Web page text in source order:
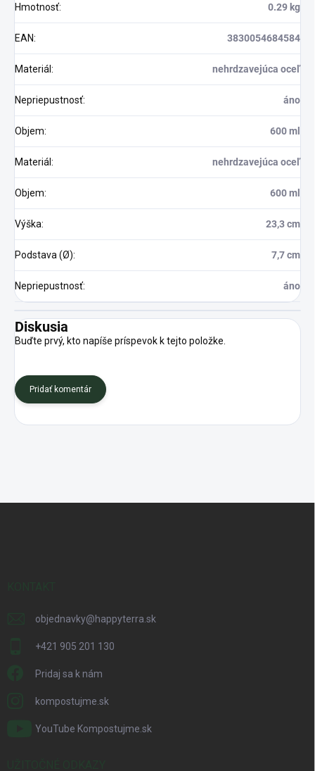
Hmotnosť: 0.29 kg
EAN: 3830054684584
Materiál : nehrdzavejúca oceľ
Nepriepustnosť: áno
Objem: 600 ml
Materiál : nehrdzavejúca oceľ
Objem: 600 ml
Výška: 23,3 cm
Podstava (Ø): 7,7 cm
Nepriepustnosť: áno
Diskusia
Buďte prvý, kto napíše príspevok k tejto položke.
Pridať komentár
objednavky@happyterra.sk
+421 905 201 130
Pridaj sa k nám
kompostujme.sk
YouTube Kompostujme.sk